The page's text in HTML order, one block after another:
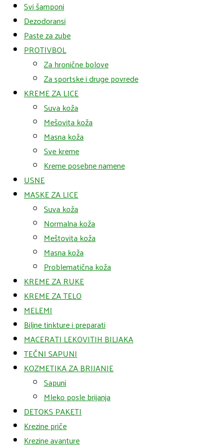
Svi šamponi
Dezodoransi
Paste za zube
PROTIVBOL
Za hronične bolove
Za sportske i druge povrede
KREME ZA LICE
Suva koža
Mešovita koža
Masna koža
Sve kreme
Kreme posebne namene
USNE
MASKE ZA LICE
Suva koža
Normalna koža
Meštovita koža
Masna koža
Problematična koža
KREME ZA RUKE
KREME ZA TELO
MELEMI
Biljne tinkture i preparati
MACERATI LEKOVITIH BILJAKA
TEČNI SAPUNI
KOZMETIKA ZA BRIJANJE
Sapuni
Mleko posle brijanja
DETOKS PAKETI
Krezine priče
Krezine avanture